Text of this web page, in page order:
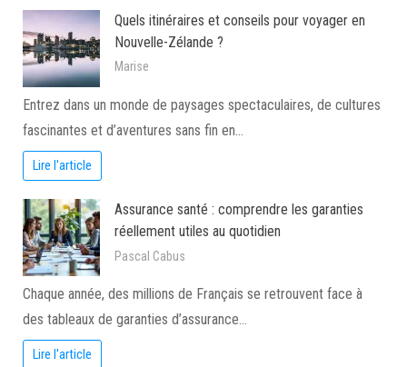
Quels itinéraires et conseils pour voyager en
Nouvelle-Zélande ?
Marise
Entrez dans un monde de paysages spectaculaires, de cultures
fascinantes et d’aventures sans fin en…
Lire l'article
Assurance santé : comprendre les garanties
réellement utiles au quotidien
Pascal Cabus
Chaque année, des millions de Français se retrouvent face à
des tableaux de garanties d’assurance…
Lire l'article